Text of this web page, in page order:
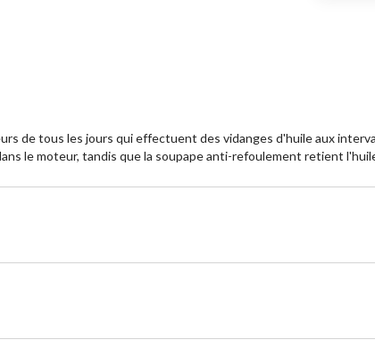
de tous les jours qui effectuent des vidanges d'huile aux
le moteur, tandis que la soupape anti-refoulement retient